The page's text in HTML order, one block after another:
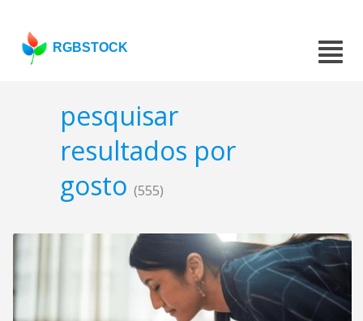
RGBSTOCK
pesquisar
resultados por
gosto (555)